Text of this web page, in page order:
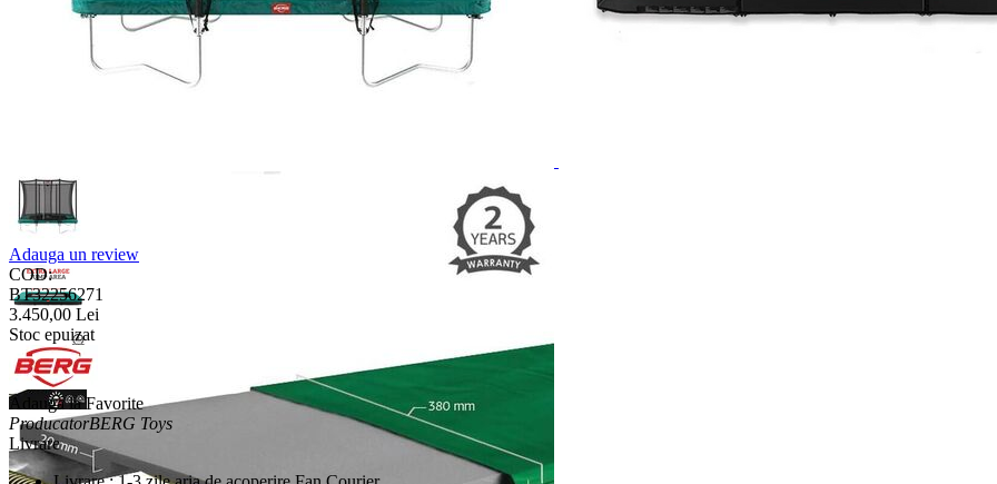
Adauga un review
COD:
BT32256271
3.450,00 Lei
Stoc epuizat
Adauga la Favorite
ProducatorBERG Toys
Livrare